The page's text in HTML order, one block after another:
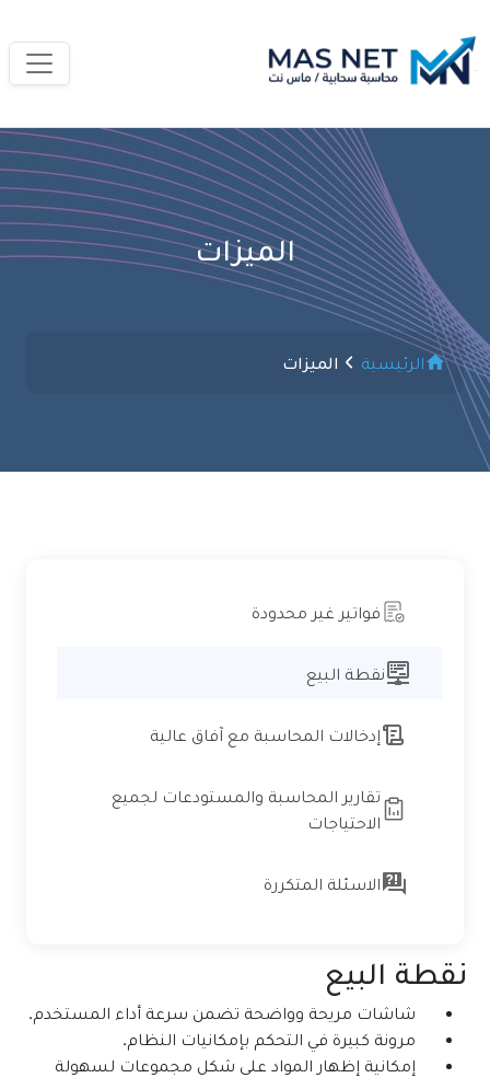
الميزات
الرئيسية الميزات
فواتير غير محدودة
نقطة البيع
إدخالات المحاسبة مع آفاق عالية
تقارير المحاسبة والمستودعات لجميع
الاحتياجات
الاسئلة المتكررة
نقطة البيع
شاشات مريحة وواضحة تضمن سرعة أداء المستخدم.
مرونة كبيرة في التحكم بإمكانيات النظام.
إمكانية إظهار المواد على شكل مجموعات لسهولة